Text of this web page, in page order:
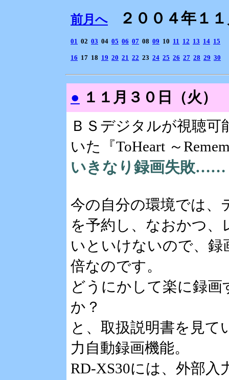
前月へ ２００４年１
01 02 03 04 05 06 07 08 09 10 11 12 13 14 15
16 17 18 19 20 21 22 23 24 25 26 27 28 29 30
● １１月３０日（火）
ＢＳデジタルが視聴
いた『ToHeart ～
いきなり録画失敗……
今の自分の環境では、
を予約し、なおかつ
いといけないので、録
倍なのです。
どうにかして楽に録
か？
と、取扱説明書を見て
力自動録画機能。
RD-XS30には、外部